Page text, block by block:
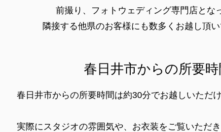
前撮り、フォトウェディング専門店とな
隣接する他県のお客様にも数多くお越し頂
春日井市からの所要
春日井市からの所要時間は約30分でお越しいただ
実際にスタジオの雰囲気や、お衣装をご覧いただ